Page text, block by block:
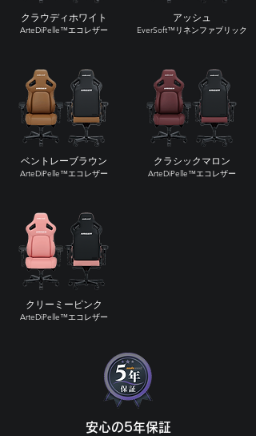
クラウディホワイト
ArteDiPelle™エコレザー
ベントレーブラウン
ArteDiPelle™エコレザー
クリーミーピンク
ArteDiPelle™エコレザー
アッシュ
EverSoft™リネンファブリック
クラシックマロン
ArteDiPelle™エコレザー
安心の5年保証